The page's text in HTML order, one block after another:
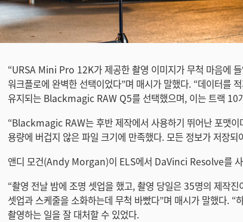
“URSA Mini Pro 12K가 제공한 촬영 이미지가 무척 마음에
워크플로에 완벽한 선택이었다”며 매시가 말했다. “데이터를
유지되는 Blackmagic RAW Q5를 선택했으며, 이는 트랙 10
“Blackmagic RAW는 후반 제작에서 사용하기 뛰어난 포맷
용량에 버겁지 않은 파일 크기에 만족했다. 모든 정보가 저장
앤디 모건(Andy Morgan)이 ELS에서 DaVinci Resolve를 사
“촬영 전날 밤에 조명 셋업을 했고, 촬영 당일은 35명의 제작
셋업과 스케줄을 소화하는데 무척 바빴다”며 매시가 말했다. “
촬영하는 일을 잘 대처할 수 있었다.